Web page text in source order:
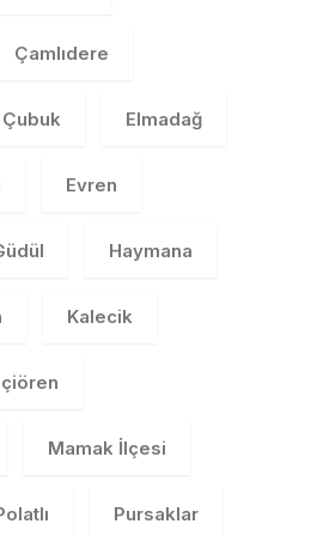
Çamlıdere
Çubuk Elmadağ
Evren
Haymana
Kalecik
Mamak İlçesi
Pursaklar